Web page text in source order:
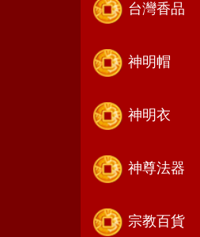
台灣香品
神明帽
神明衣
神尊法器
宗教百貨